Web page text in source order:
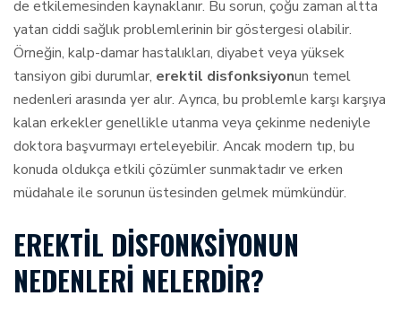
de etkilemesinden kaynaklanır. Bu sorun, çoğu zaman altta
yatan ciddi sağlık problemlerinin bir göstergesi olabilir.
Örneğin, kalp-damar hastalıkları, diyabet veya yüksek
tansiyon gibi durumlar, erektil disfonksiyonun temel
nedenleri arasında yer alır. Ayrıca, bu problemle karşı karşıya
kalan erkekler genellikle utanma veya çekinme nedeniyle
doktora başvurmayı erteleyebilir. Ancak modern tıp, bu
konuda oldukça etkili çözümler sunmaktadır ve erken
müdahale ile sorunun üstesinden gelmek mümkündür.
EREKTIL DISFONKSIYONUN
NEDENLERI NELERDIR?